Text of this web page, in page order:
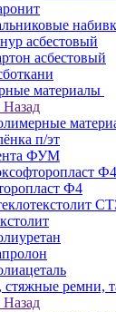
асбестовый
асбестовый
материалы
Назад
п/эт
ФУМ
Ф4
ремни,
Назад